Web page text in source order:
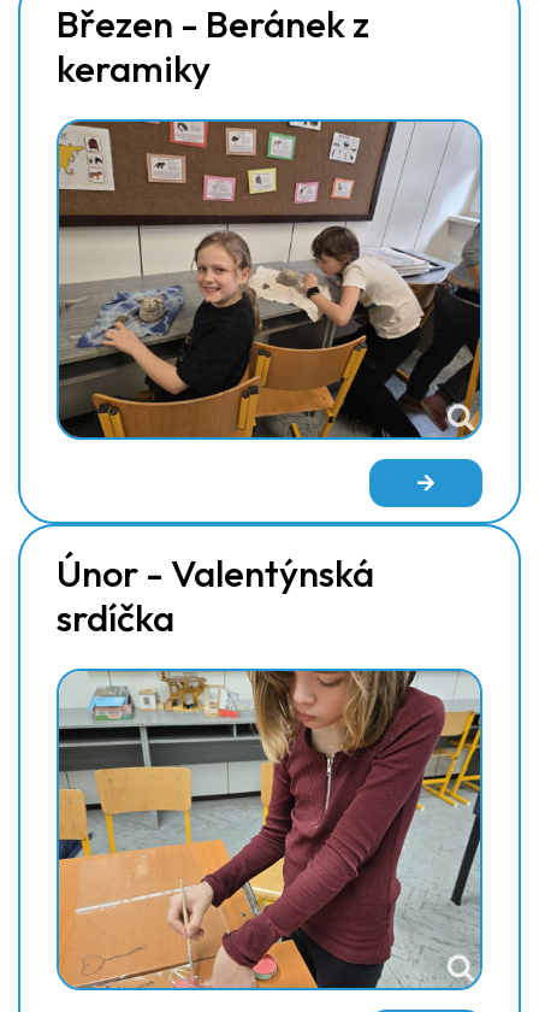
Březen - Beránek z
keramiky
Únor - Valentýnská
srdíčka